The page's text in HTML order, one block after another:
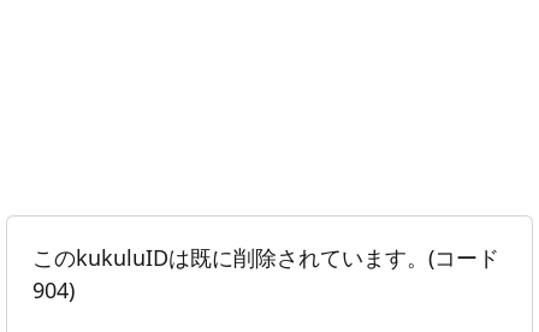
このkukuluIDは既に削除されています。(コード
904)